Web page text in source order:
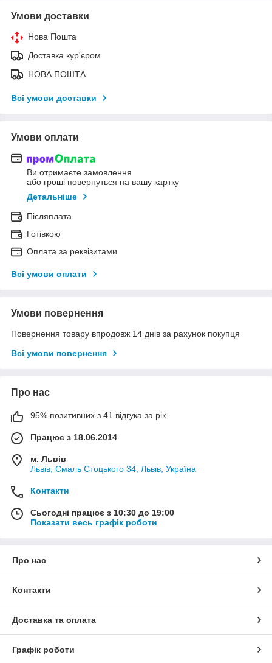
Умови доставки
Нова Пошта
Доставка кур'єром
НОВА ПОШТА
Всі умови доставки
Умови оплати
Ви отримаєте замовлення
або гроші повернуться на вашу картку
Детальніше
Післяплата
Готівкою
Оплата за реквізитами
Всі умови оплати
Умови повернення
Повернення товару впродовж 14 днів за рахунок покупця
Всі умови повернення
Про нас
95% позитивних з 41 відгука за рік
Працює з 18.06.2014
м. Львів
Львів, Смаль Стоцького 34, Львів, Україна
Контакти
Сьогодні працює з 10:30 до 19:00
Показати весь графік роботи
Про нас
Контакти
Доставка та оплата
Графік роботи